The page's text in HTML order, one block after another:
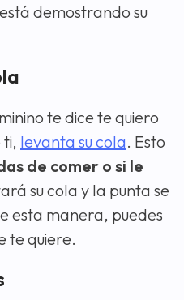
demostrando su
te dice te quiero
levanta su cola. Esto
de comer o si le
su cola y la punta se
esta manera, puedes
te quiere.